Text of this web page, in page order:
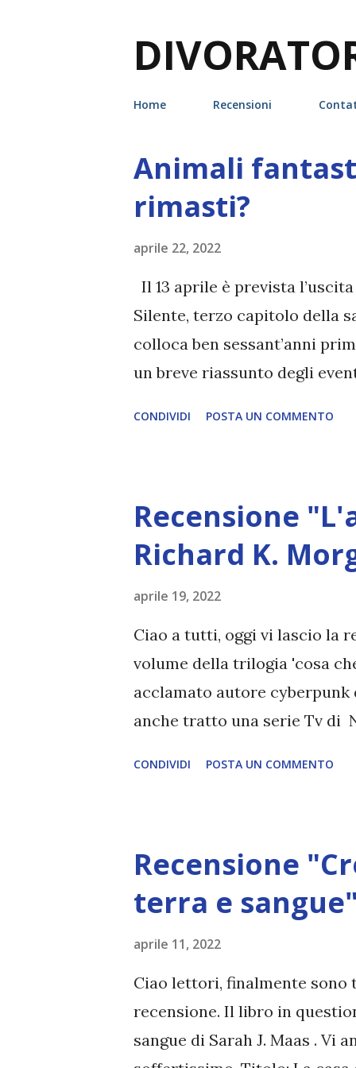
Home Recensioni
Animali
rimasti?
aprile 22, 2022
Il 13 aprile è prevista
Silente, terzo capitolo della
colloca ben sessant’anni
un breve riassunto degli
2020, causa pandemia e
questione Johnny Depp e la
dell’attore che interpretava
posticipato l’uscita di questo
tanto tempo e così tante
a rilanciare il mondo magico
CONDIVIDI POSTA UN COMMENTO
Recensione
Richard K.
aprile 19, 2022
Ciao a tutti, oggi vi lascio la
volume della trilogia 'cosa
acclamato autore
anche tratto una serie Tv
eroe del- la resistenza, vive
omosessualità. Egar Rovina
non trova pace tra gli agi del
guerresca della sua vecchia
erede degli alieni Kiriath e
progredire l'Impero dei
CONDIVIDI POSTA UN COMMENTO
Recensione
terra e
aprile 11, 2022
Ciao lettori, finalmente sono
recensione. Il libro in
sangue di Sarah J. Maas . Vi